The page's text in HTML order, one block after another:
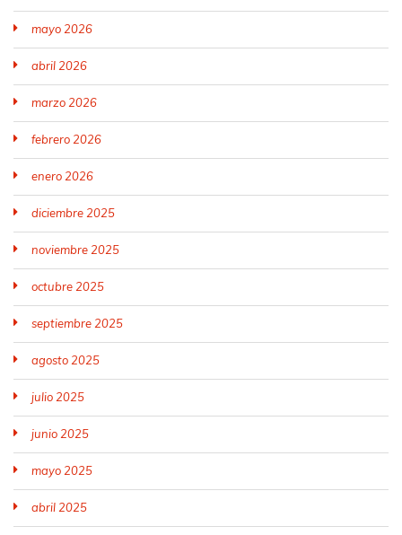
mayo 2026
abril 2026
marzo 2026
febrero 2026
enero 2026
diciembre 2025
noviembre 2025
octubre 2025
septiembre 2025
agosto 2025
julio 2025
junio 2025
mayo 2025
abril 2025